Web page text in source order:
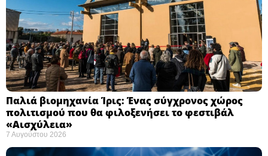
Παλιά βιομηχανία Ίρις: Ένας σύγχρονος χώρος
πολιτισμού που θα φιλοξενήσει το φεστιβάλ
«Αισχύλεια» ​
7 Αυγούστου 2026